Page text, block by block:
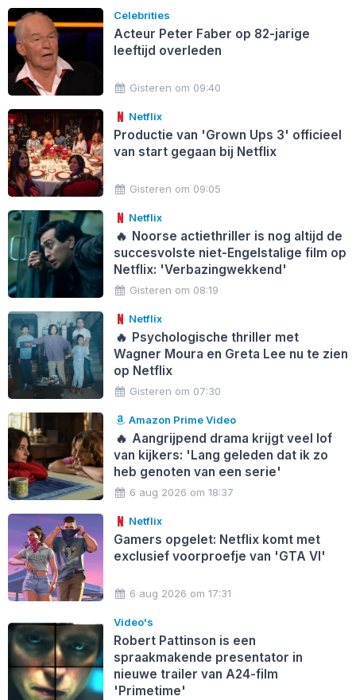
Celebrities
Acteur Peter Faber op 82-jarige
leeftijd overleden
Gisteren om 09:40
Netflix
Productie van 'Grown Ups 3' officieel
van start gegaan bij Netflix
Gisteren om 09:05
Netflix
🔥 Noorse actiethriller is nog altijd de
succesvolste niet-Engelstalige film op
Netflix: 'Verbazingwekkend'
Gisteren om 08:19
Netflix
🔥 Psychologische thriller met
Wagner Moura en Greta Lee nu te zien
op Netflix
Gisteren om 07:30
Amazon Prime Video
🔥 Aangrijpend drama krijgt veel lof
van kijkers: 'Lang geleden dat ik zo
heb genoten van een serie'
6 aug 2026 om 18:37
Netflix
Gamers opgelet: Netflix komt met
exclusief voorproefje van 'GTA VI'
6 aug 2026 om 17:31
Video's
Robert Pattinson is een
spraakmakende presentator in
nieuwe trailer van A24-film
'Primetime'